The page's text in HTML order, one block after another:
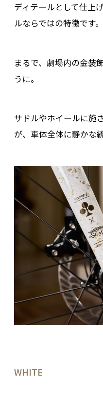
ディテールとして仕上
ルならではの特徴です。
まるで、劇場内の金装
うに。
サドルやホイールに施
が、車体全体に静かな
WHITE